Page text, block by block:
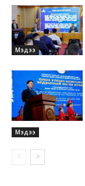
Мэдээ
Мэдээ